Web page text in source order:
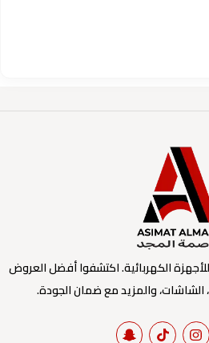
الكهربائية. اكتشفوا أفضل العروض
الشاشات، والمزيد مع ضمان الجودة.